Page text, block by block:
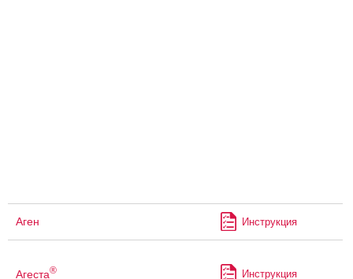
Аген Инструкция
Агеста® Инструкция